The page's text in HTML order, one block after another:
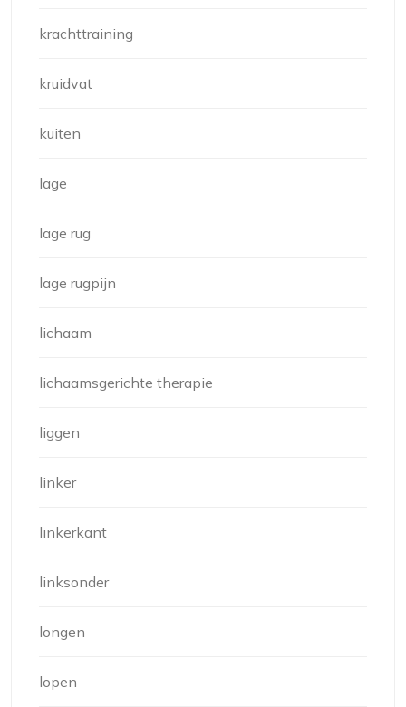
krachttraining
kruidvat
kuiten
lage
lage rug
lage rugpijn
lichaam
lichaamsgerichte therapie
liggen
linker
linkerkant
linksonder
longen
lopen